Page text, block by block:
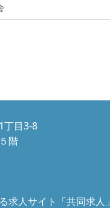
丁目3-8
階
求人サイト「共同求人」